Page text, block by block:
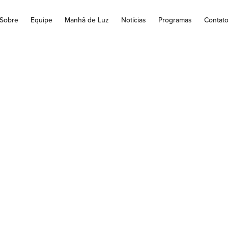
Sobre Equipe Manhã de Luz Notícias Programas Contato